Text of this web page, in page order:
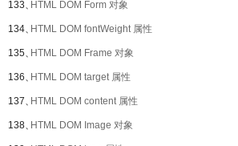
133、HTML DOM Form 对象
134、HTML DOM fontWeight 属性
135、HTML DOM Frame 对象
136、HTML DOM target 属性
137、HTML DOM content 属性
138、HTML DOM Image 对象